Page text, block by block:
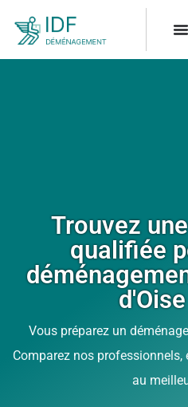
Trouvez
qualifiée
Vous préparez un
Comparez nos
au